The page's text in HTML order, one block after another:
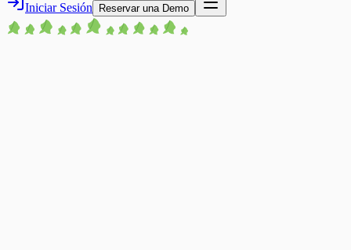
Iniciar Sesión Reservar una Demo